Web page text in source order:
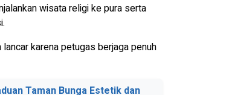
wisata religi ke pura serta
karena petugas berjaga penuh
Taman Bunga Estetik dan